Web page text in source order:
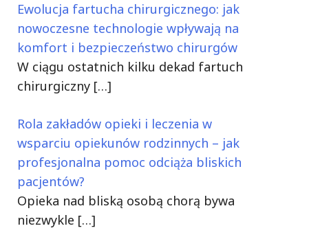
Ewolucja fartucha chirurgicznego: jak
nowoczesne technologie wpływają na
komfort i bezpieczeństwo chirurgów
W ciągu ostatnich kilku dekad fartuch
chirurgiczny […]
Rola zakładów opieki i leczenia w
wsparciu opiekunów rodzinnych – jak
profesjonalna pomoc odciąża bliskich
pacjentów?
Opieka nad bliską osobą chorą bywa
niezwykle […]